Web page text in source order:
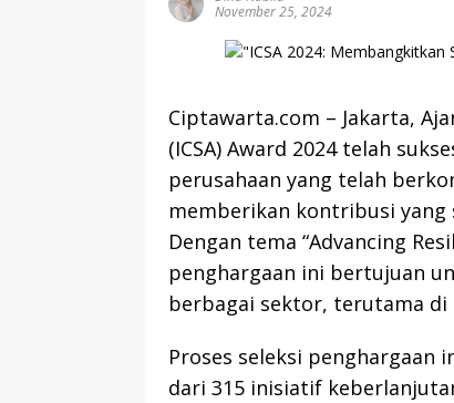
November 25, 2024
Ciptawarta.com – Jakarta,
(ICSA) Award 2024 telah
perusahaan yang telah
memberikan kontribusi yang
Dengan tema “Advancing
penghargaan ini bertujuan
berbagai sektor, terutama di
Proses seleksi penghargaan
dari 315 inisiatif